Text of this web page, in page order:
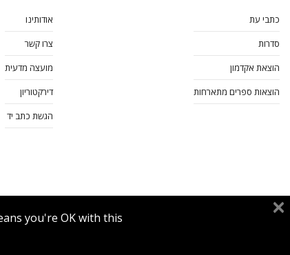
כתבי עת
סדרות
הוצאת אקדמון
הוצאות ספרים מתארחות
אודותינו
צרו קשר
מועצה מדעית
דירקטוריון
הגשת כתב יד
you're OK with this.